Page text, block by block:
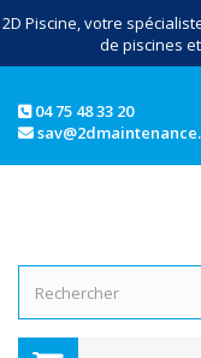
2D Piscine, votre
de piscines
04 75 48 33 20